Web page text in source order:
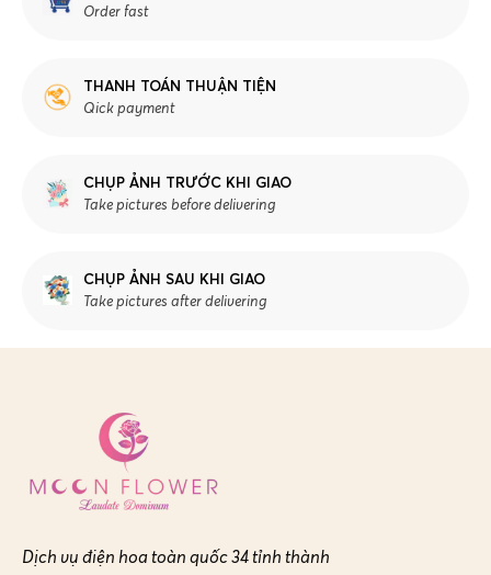
Order fast
THANH TOÁN THUẬN TIỆN
Qick payment
CHỤP ẢNH TRƯỚC KHI GIAO
Take pictures before delivering
CHỤP ẢNH SAU KHI GIAO
Take pictures after delivering
Dịch vụ điện hoa toàn quốc 34 tỉnh thành